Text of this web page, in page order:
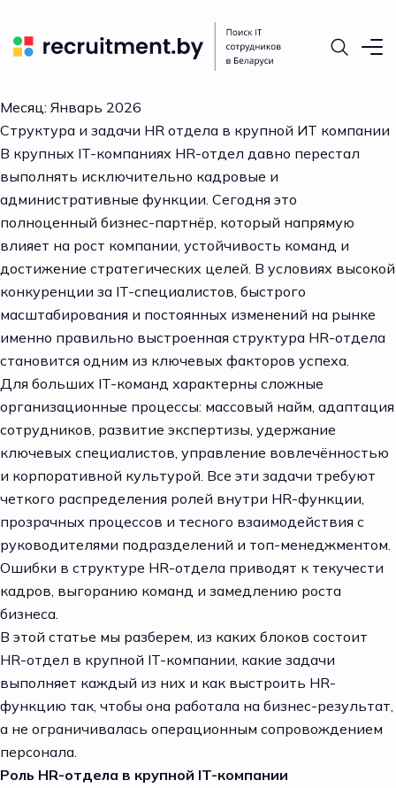
Месяц: Январь 2026
Структура и задачи HR отдела в крупной ИТ компании
В крупных IT-компаниях HR-отдел давно перестал
выполнять исключительно кадровые и
административные функции. Сегодня это
полноценный бизнес-партнёр, который напрямую
влияет на рост компании, устойчивость команд и
достижение стратегических целей. В условиях высокой
конкуренции за IT-специалистов, быстрого
масштабирования и постоянных изменений на рынке
именно правильно выстроенная структура HR-отдела
становится одним из ключевых факторов успеха.
Для больших IT-команд характерны сложные
организационные процессы: массовый найм, адаптация
сотрудников, развитие экспертизы, удержание
ключевых специалистов, управление вовлечённостью
и корпоративной культурой. Все эти задачи требуют
четкого распределения ролей внутри HR-функции,
прозрачных процессов и тесного взаимодействия с
руководителями подразделений и топ-менеджментом.
Ошибки в структуре HR-отдела приводят к текучести
кадров, выгоранию команд и замедлению роста
бизнеса.
В этой статье мы разберем, из каких блоков состоит
HR-отдел в крупной IT-компании, какие задачи
выполняет каждый из них и как выстроить HR-
функцию так, чтобы она работала на бизнес-результат,
а не ограничивалась операционным сопровождением
персонала.
Роль HR-отдела в крупной IT-компании